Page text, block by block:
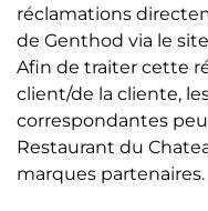
réclamations
de Genthod via le
Afin de traiter cette
client/de la cliente,
correspondantes
Restaurant du
marques partenaires.